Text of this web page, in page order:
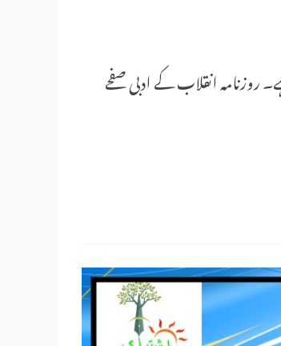
’انتظار‘ ہے۔ روزنامہ انقلاب کے ادبی صفحے